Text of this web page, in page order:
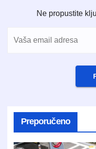
Ne propustite
Preporučeno